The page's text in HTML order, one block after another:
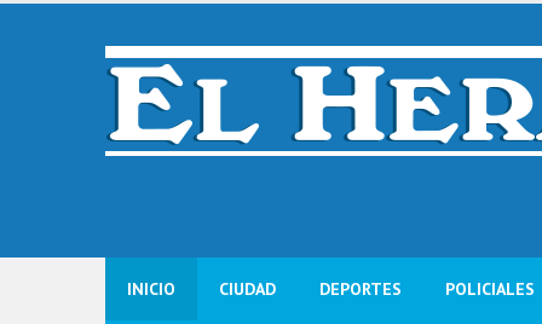
Skip
INICIO CIUDAD DEPORTES POLICIALES